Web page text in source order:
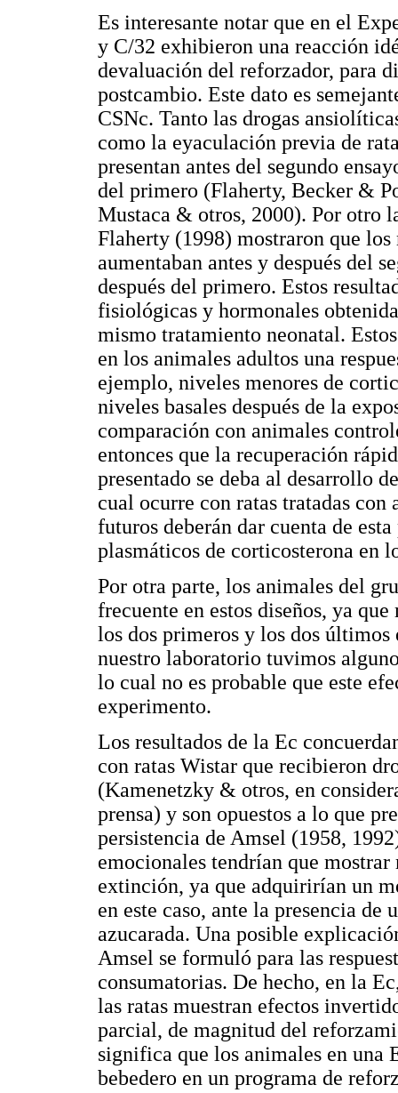
Es interesante notar que en el
y C/32 exhibieron una reacción
devaluación del reforzador, para
postcambio. Este dato es
CSNc. Tanto las drogas
como la eyaculación previa de
presentan antes del segundo
del primero (Flaherty, Becker &
Mustaca & otros, 2000). Por otro
Flaherty (1998) mostraron que
aumentaban antes y después del
después del primero. Estos
fisiológicas y hormonales
mismo tratamiento neonatal.
en los animales adultos una
ejemplo, niveles menores de
niveles basales después de la
comparación con animales
entonces que la recuperación
presentado se deba al desarrollo
cual ocurre con ratas tratadas
futuros deberán dar cuenta de
plasmáticos de corticosterona en
Por otra parte, los animales del
frecuente en estos diseños, ya
los dos primeros y los dos últimos
nuestro laboratorio tuvimos
lo cual no es probable que este
experimento.
Los resultados de la Ec
con ratas Wistar que recibieron
(Kamenetzky & otros, en
prensa) y son opuestos a lo que
persistencia de Amsel (1958,
emocionales tendrían que
extinción, ya que adquirirían un
en este caso, ante la presencia
azucarada. Una posible
Amsel se formuló para las
consumatorias. De hecho, en la
las ratas muestran efectos
parcial, de magnitud del
significa que los animales en una
bebedero en un programa de